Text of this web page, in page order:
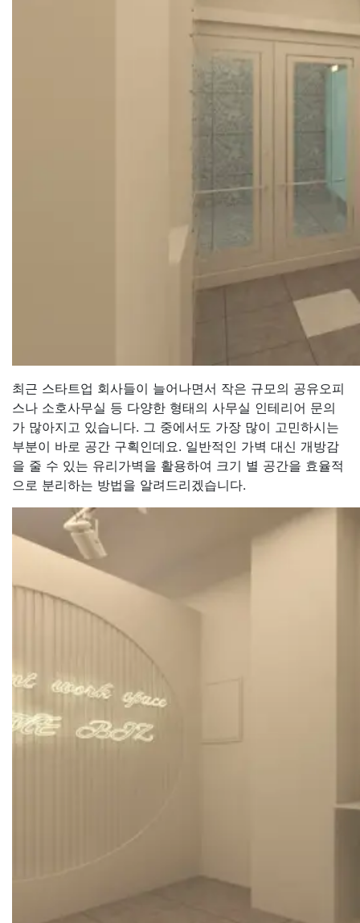
최근 스타트업 회사들이 늘어나면서 작은 규모의 공유오피
스나 소호사무실 등 다양한 형태의 사무실 인테리어 문의
가 많아지고 있습니다. 그 중에서도 가장 많이 고민하시는
부분이 바로 공간 구획인데요. 일반적인 가벽 대신 개방감
을 줄 수 있는 유리가벽을 활용하여 크기 별 공간을 효율적
으로 분리하는 방법을 알려드리겠습니다.